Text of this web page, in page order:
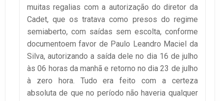
muitas regalias com a autorização do diretor da
Cadet, que os tratava como presos do regime
semiaberto, com saídas sem escolta, conforme
documentoem favor de Paulo Leandro Maciel da
Silva, autorizando a saída dele no dia 16 de julho
às 06 horas da manhã e retorno no dia 23 de julho
à zero hora. Tudo era feito com a certeza
absoluta de que no período não haveria qualquer